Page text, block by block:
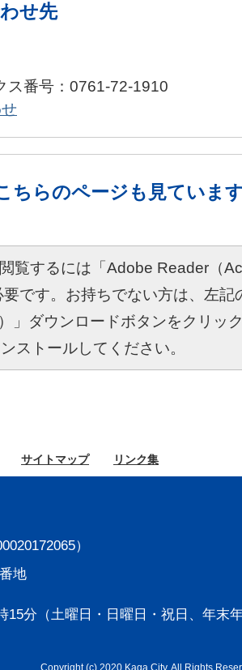
せ先
番号：0761-72-1910
ちらのページも見ていま
覧するには「Adobe Reader（
です。お持ちでない方は、左記
」ダウンロードボタンをクリック
ストールしてください。
サイトマップ リンク集
）
地
15分 （土曜日・日曜日・祝日、年末
Copyright (c) 2020 Kaga City. All Rights